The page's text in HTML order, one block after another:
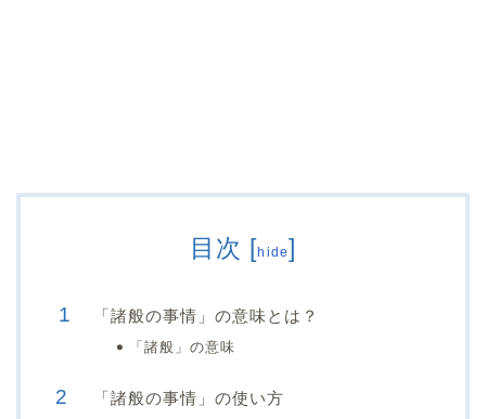
目次 [hide]
「諸般の事情」の意味とは？
「諸般」の意味
「諸般の事情」の使い方